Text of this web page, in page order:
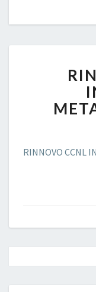
RINNOVO CCNL
navigation